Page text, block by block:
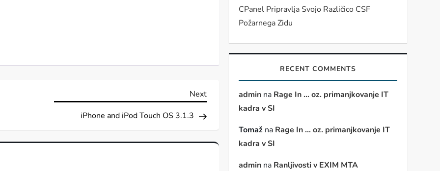
Next
Next
iPhone and iPod Touch OS 3.1.3
CPanel Pripravlja Svojo Različico CSF
Požarnega Zidu
RECENT COMMENTS
adminna Rage In … oz. primanjkovanje IT
kadra v SI
Tomažna Rage In … oz. primanjkovanje IT
kadra v SI
adminna Ranljivosti v EXIM MTA